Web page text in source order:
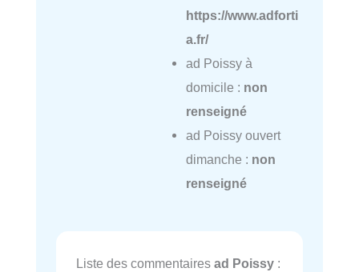
https://www.adforti
a.fr/
ad Poissy à
domicile : non
renseigné
ad Poissy ouvert
dimanche : non
renseigné
Liste des commentaires ad Poissy :